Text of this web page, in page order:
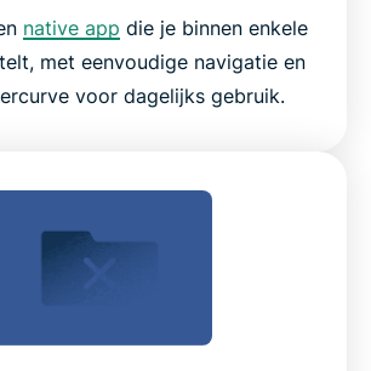
native app die je binnen enkele
met eenvoudige navigatie en
voor dagelijks gebruik.